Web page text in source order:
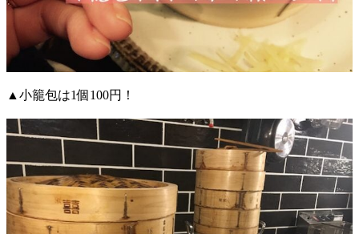
▲小籠包は1個100円！